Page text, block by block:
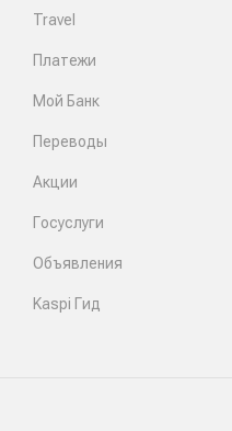
Travel
Платежи
Мой Банк
Переводы
Акции
Госуслуги
Объявления
Kaspi Гид